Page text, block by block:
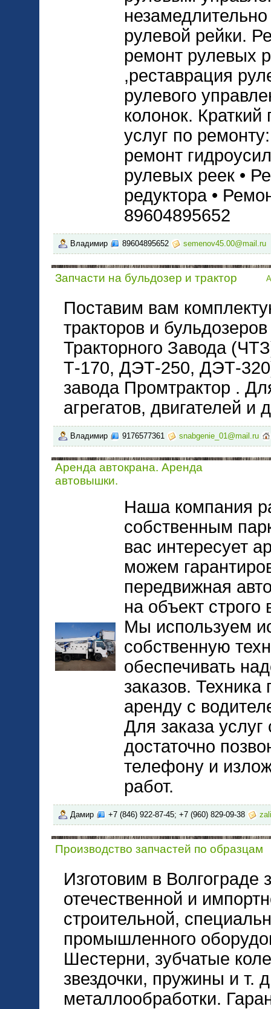
рулевой рейки.
ремонт рулевых
,реставрация
рулевого
колонок.
услуг по
ремонт
рулевых реек •
редуктора •
89604895652
Владимир 89604895652 semenov45.00@mail.ru
Запчасти на бульдозер и трактор
Поставим вам
тракторов и
Тракторного Завода
Т-170, ДЭТ-250, ДЭТ-
завода Промтрактор .
агрегатов, двигателей и
Владимир 9176577361 snabgenie_01@mail.ru
Аренда автокрана. Аренда
автовышки.
Наша компания
собственным
вас интересует
можем
передвижная
на объект
Мы используем
собственную
обеспечивать
заказов. Техника
аренду с
Для заказа услуг
достаточно
телефону и
работ.
Дамир +7 (846) 922-87-45; +7 (960) 829-09-38
Производство запчастей по образцам
Изготовим в Волгограде
отечественной и
строительной,
промышленного
Шестерни, зубчатые
звездочки, пружины и т.
металлообработки.